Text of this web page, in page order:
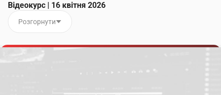
Відеокурс | 16 квітня 2026
Розгорнути